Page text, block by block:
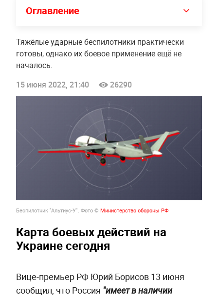
Оглавление
Тяжёлые ударные беспилотники практически
готовы, однако их боевое применение ещё не
началось.
15 июня 2022, 21:40
26290
Беспилотник "Альтиус-У". Фото © Министерство обороны РФ
Карта боевых действий на
Украине сегодня
Вице-премьер РФ Юрий Борисов 13 июня
сообщил, что Россия "имеет в наличии